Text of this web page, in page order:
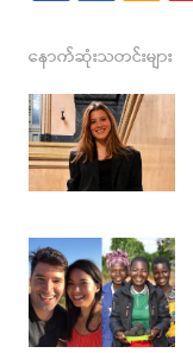
c
e
b
o
k
s
t
a
g
a
m
s
နောက်ဆုံးသတင်းများ